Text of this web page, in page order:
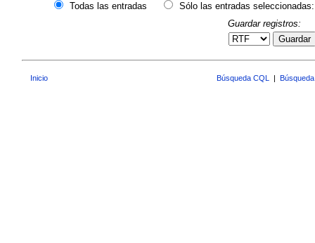
Todas las entradas
Sólo las entradas seleccionadas:
Guardar registros:
Guardar
Inicio Búsqueda CQL